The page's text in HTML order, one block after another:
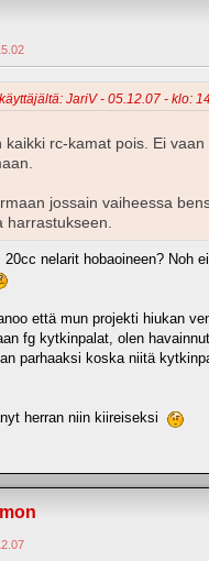
JariV - 05.12.07 - klo:
kaikki rc-kamat pois. Ei
jossain vaiheessa
harrastukseen.
20cc nelarit hobaoineen? Noh
että mun projekti hiukan
fg kytkinpalat, olen
parhaaksi koska niitä
herran niin kiireiseksi